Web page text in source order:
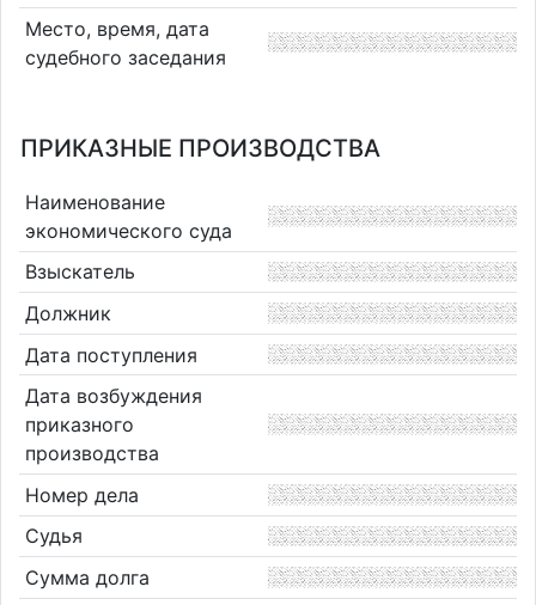
Место, время, дата
судебного заседания
ПРИКАЗНЫЕ ПРОИЗВОДСТВА
Наименование
экономического суда
Взыскатель
Должник
Дата поступления
Дата возбуждения
приказного
производства
Номер дела
Судья
Сумма долга